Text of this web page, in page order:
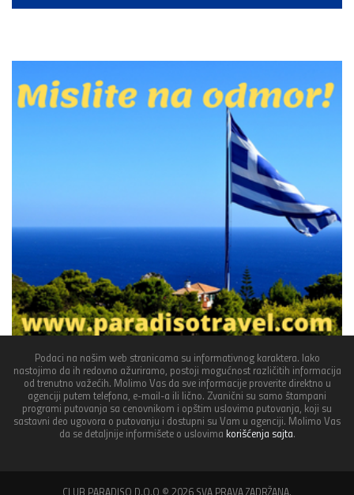
Podaci na našim web stranicama su informativnog karaktera. Iako
nastojimo da ih redovno ažuriramo, postoji mogućnost različitih informacija
od trenutno važećih. Molimo Vas da sve informacije proverite direktno u
agenciji putem telefona, e-mail-a ili lično. Zvanični su samo štampani
programi putovanja sa cenovnikom i opštim uslovima putovanja, koji su
sastavni deo ugovora o putovanju i dostupni su Vam u agenciji. Molimo Vas
da se detaljnije informišete o uslovima korišćenja sajta.